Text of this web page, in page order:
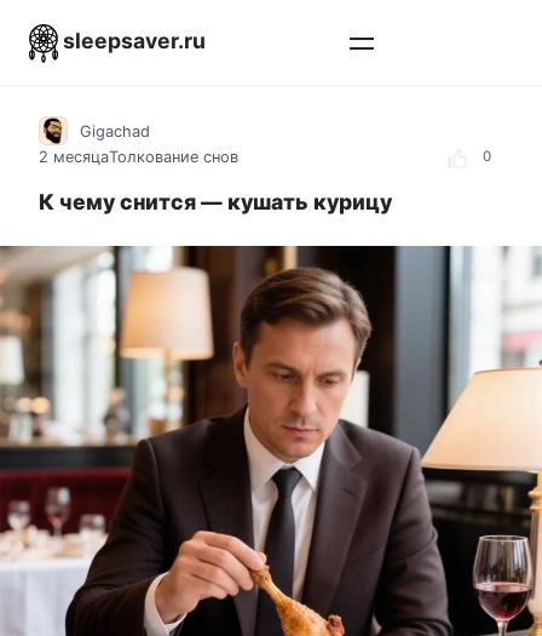
sleepsaver.ru
0
Gigachad
2 месяцаТолкование снов
К чему снится — кушать курицу